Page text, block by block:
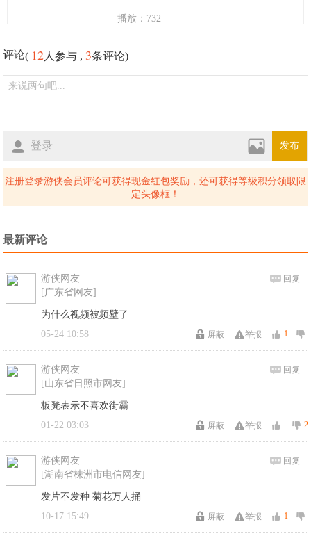
播放：732
评论( 12 人参与 , 3条评论)
登录 发布
注册登录游侠会员评论可获得现金红包奖励，还可获得等级积分领取限
定头像框！
最新评论
游侠网友
[广东省网友]
回复
为什么视频被频壁了
1
举报
屏蔽
05-24 10:58
游侠网友
[山东省日照市网友]
回复
板凳表示不喜欢街霸
2
举报
屏蔽
01-22 03:03
游侠网友
[湖南省株洲市电信网友]
回复
发片不发种 菊花万人捅
1
举报
屏蔽
10-17 15:49